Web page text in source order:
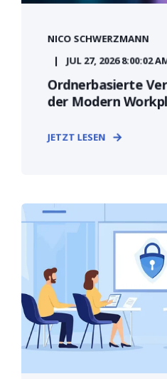
NICO SCHWERZMANN
JUL 27, 2026 8:00:02
Ordnerbasierte
der Modern
JETZT LESEN